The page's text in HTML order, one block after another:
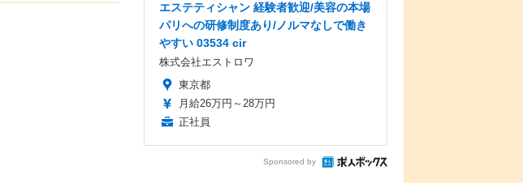
エステティシャン 経験者歓迎/美容の本場
パリへの研修制度あり/ノルマなしで働き
やすい 03534 cir
株式会社エストロワ
東京都
月給26万円～28万円
正社員
Sponsored by